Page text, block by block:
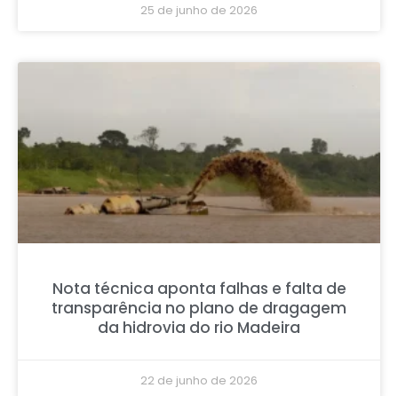
25 de junho de 2026
Nota técnica aponta falhas e falta de
transparência no plano de dragagem
da hidrovia do rio Madeira
22 de junho de 2026